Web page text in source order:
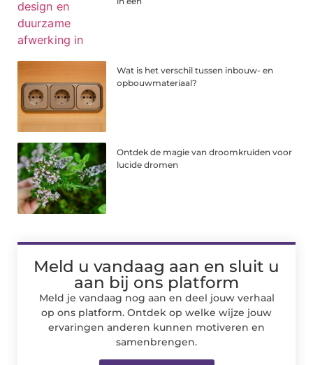
Wat is het verschil tussen inbouw- en
opbouwmateriaal?
Ontdek de magie van droomkruiden voor
lucide dromen
Meld u vandaag aan en sluit u
aan bij ons platform
Meld je vandaag nog aan en deel jouw verhaal
op ons platform. Ontdek op welke wijze jouw
ervaringen anderen kunnen motiveren en
samenbrengen.